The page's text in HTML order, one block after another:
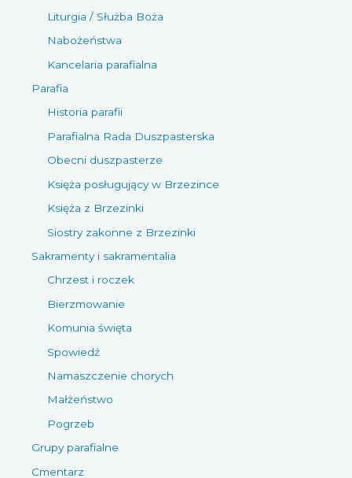
Liturgia / Służba Boża
Nabożeństwa
Kancelaria parafialna
Parafia
Historia parafii
Parafialna Rada Duszpasterska
Obecni duszpasterze
Księża posługujący w Brzezince
Księża z Brzezinki
Siostry zakonne z Brzezinki
Sakramenty i sakramentalia
Chrzest i roczek
Bierzmowanie
Komunia święta
Spowiedź
Namaszczenie chorych
Małżeństwo
Pogrzeb
Grupy parafialne
Cmentarz